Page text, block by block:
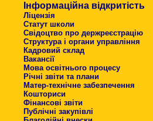
Інформаційна відкритість
Ліцензія
Статут школи
Свідоцтво про держреєстрацію
Структура і органи управління
Кадровий склад
Вакансії
Мова освітнього процесу
Річні звіти та плани
Матер-технічне забезпечення
Кошториси
Фінансові звіти
Публічні закупівлі